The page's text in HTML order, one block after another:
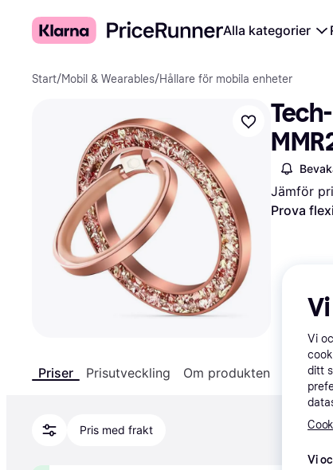
Alla kategorier
Start/Mobil & Wearables/Hållare för mobila enheter
Jämför
Prova
Priser Prisutveckling Om produkten
Pris med frakt
Vi
ditt
Vi